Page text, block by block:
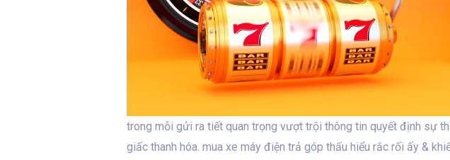
trong mỗi gửi ra tiết quan trọng vượt trội thông tin quyết định sự
giấc thanh hóa. mua xe máy điện trả góp thấu hiểu rắc rối ấy &